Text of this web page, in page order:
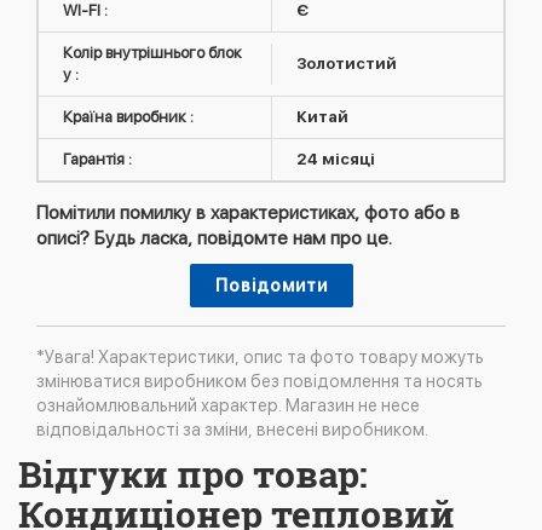
WI-FI : Є
Колір внутрішнього блок
у :
Золотистий
Країна виробник : Китай
Гарантія : 24 місяці
Помітили помилку в характеристиках, фото або в
описі? Будь ласка, повідомте нам про це.
Повідомити
*Увага! Характеристики, опис та фото товару можуть
змінюватися виробником без повідомлення та носять
ознайомлювальний характер. Магазин не несе
відповідальності за зміни, внесені виробником.
Відгуки про товар:
Кондиціонер тепловий